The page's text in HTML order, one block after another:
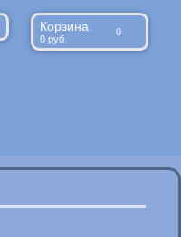
Корзина 0
0руб.